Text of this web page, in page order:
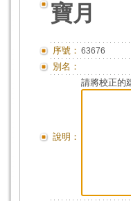
寶月
序號： 63676
別名：
說明：
請將校正的